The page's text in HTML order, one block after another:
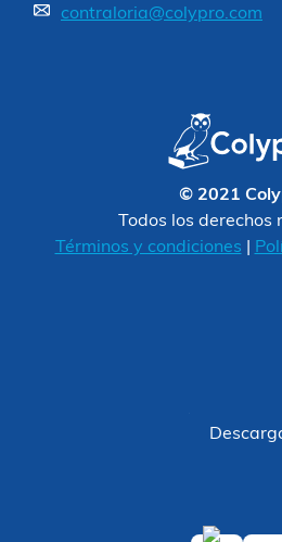
contraloria@colypro.com
© 2021
Todos los derechos
Términos y condiciones